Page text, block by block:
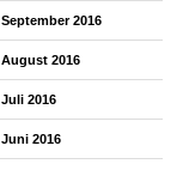
September 2016
August 2016
Juli 2016
Juni 2016